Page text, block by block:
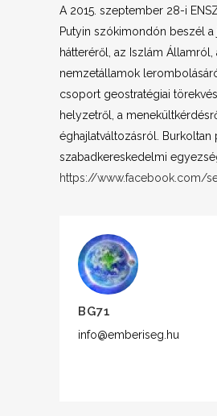
A 2015. szeptember 28-i
Putyin szókimondón beszél a
hátteréről, az Iszlám Államról,
nemzetállamok
csoport geostratégiai
helyzetről, a
éghajlatváltozásról. Burkoltan
szabadkereskedelmi
https://www.facebook.com/
BG71
info@emberiseg.hu